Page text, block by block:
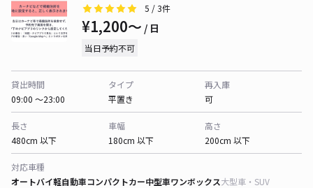
5 / 3件
¥1,200〜 / 日
当日予約不可
貸出時間
09:00 〜23:00
タイプ
平置き
再入庫
可
長さ
480cm 以下
車幅
180cm 以下
高さ
200cm 以下
対応車種
オートバイ軽自動車コンパクトカー中型車ワンボックス大型車・SUV